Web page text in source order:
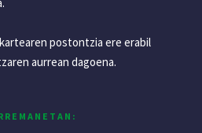
postontzia ere erabil
aurrean dagoena.